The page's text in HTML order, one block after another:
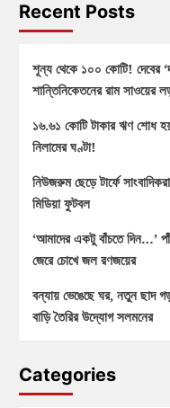
Recent Posts
শূন্য থেকে ১০০ কোটি! দেবের
শান্তিনিকেতনের রাম সাওয়ের
১৬.৬১ কোটি টাকার ঋণ শোধ
নিলামের ঘণ্টা!
নিউজরুম ছেড়ে টার্ফে
মিডিয়া ফুটবল
‘আমাদের একটু বাঁচতে দিন…’
জেরে চোখে জল রণজয়ের
বন্যায় ভেঙেছে ঘর, নতুন ছাদ
বাড়ি তৈরির উদ্যোগ সলমনের
Categories